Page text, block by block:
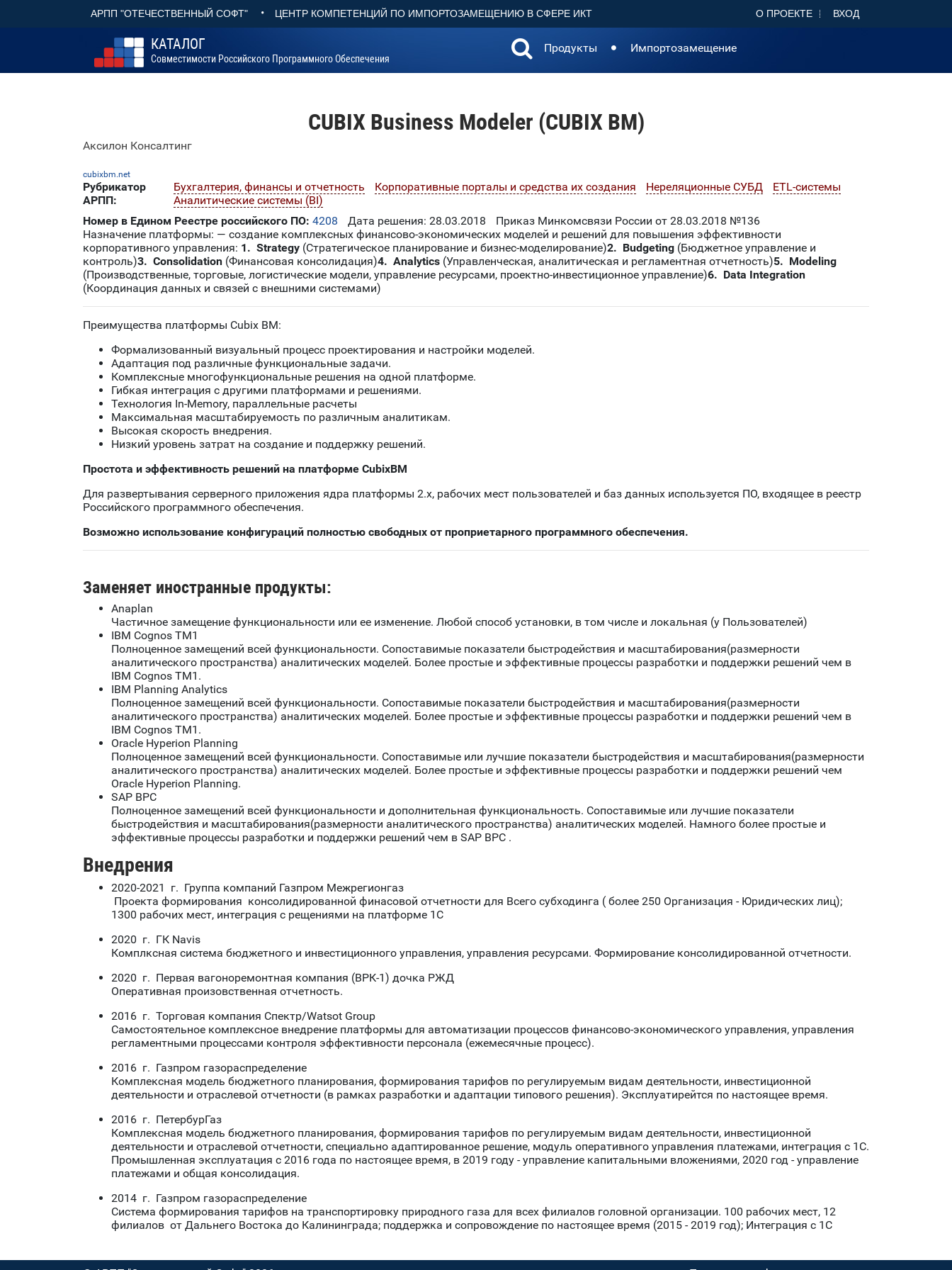
АРПП "ОТЕЧЕСТВЕННЫЙ СОФТ" • ЦЕНТР КОМПЕТЕНЦИЙ ПО ИМПОРТОЗАМЕЩЕНИЮ В СФЕРЕ ИКТ О ПРОЕКТЕ ВХОД
КАТАЛОГ
Совместимости Российского Программного Обеспечения
Продукты Импортозамещение
CUBIX Business Modeler (CUBIX BM)
Аксилон Консалтинг
cubixbm.net
Рубрикатор
АРПП:
Бухгалтерия, финансы и отчетность Корпоративные порталы и средства их создания Нереляционные СУБД
ETL-системы
Аналитические системы (BI)
Номер в Едином Реестре российского ПО: 4208 Дата решения: 28.03.2018
Приказ Минкомсвязи России от 28.03.2018 №136
Назначение платформы: — создание комплексных финансово-экономических моделей и решений для повышения эффективности
корпоративного управления: 1. Strategy (Стратегическое планирование и бизнес-моделирование)2. Budgeting (Бюджетное управление и
контроль)3. Consolidation (Финансовая консолидация)4. Analytics (Управленческая, аналитическая и регламентная отчетность)5. Modeling
(Производственные, торговые, логистические модели, управление ресурсами, проектно-инвестиционное управление)6. Data Integration
(Координация данных и связей с внешними системами)
Преимущества платформы Cubix BM:
Формализованный визуальный процесс проектирования и настройки моделей.
Адаптация под различные функциональные задачи.
Комплексные многофункциональные решения на одной платформе.
Гибкая интеграция с другими платформами и решениями.
Технология In-Memory, параллельные расчеты
Максимальная масштабируемость по различным аналитикам.
Высокая скорость внедрения.
Низкий уровень затрат на создание и поддержку решений.
Простота и эффективность решений на платформе CubixBM
Для развертывания серверного приложения ядра платформы 2.х, рабочих мест пользователей и баз данных используется ПО, входящее в реестр
Российского программного обеспечения.
Возможно использование конфигураций полностью свободных от проприетарного программного обеспечения.
Заменяет иностранные продукты:
Anaplan
Частичное замещение функциональности или ее изменение. Любой способ установки, в том числе и локальная (у Пользователей)
IBM Cognos TM1
Полноценное замещений всей функциональности. Сопоставимые показатели быстродействия и масштабирования(размерности
аналитического пространства) аналитических моделей. Более простые и эффективные процессы разработки и поддержки решений чем в
IBM Cognos TM1.
IBM Planning Analytics
Полноценное замещений всей функциональности. Сопоставимые показатели быстродействия и масштабирования(размерности
аналитического пространства) аналитических моделей. Более простые и эффективные процессы разработки и поддержки решений чем в
IBM Cognos TM1.
Oracle Hyperion Planning
Полноценное замещений всей функциональности. Сопоставимые или лучшие показатели быстродействия и масштабирования(размерности
аналитического пространства) аналитических моделей. Более простые и эффективные процессы разработки и поддержки решений чем
Oracle Hyperion Planning.
SAP BPC
Полноценное замещений всей функциональности и дополнительная функциональность. Сопоставимые или лучшие показатели
быстродействия и масштабирования(размерности аналитического пространства) аналитических моделей. Намного более простые и
эффективные процессы разработки и поддержки решений чем в SAP BPC .
Внедрения
2020-2021 г. Группа компаний Газпром Межрегионгаз
Проекта формирования консолидированной финасовой отчетности для Всего субходинга ( более 250 Организация - Юридических лиц);
1300 рабочих мест, интеграция с рещениями на платформе 1С
2020 г. ГК Navis
Комплксная система бюджетного и инвестиционного управления, управления ресурсами. Формирование консолидированной отчетности.
2020 г. Первая вагоноремонтная компания (ВРК-1) дочка РЖД
Оперативная произовственная отчетность.
2016 г. Торговая компания Спектр/Watsot Group
Самостоятельное комплексное внедрение платформы для автоматизации процессов финансово-экономического управления, управления
регламентными процессами контроля эффективности персонала (ежемесячные процесс).
2016 г. Газпром газораспределение
Комплексная модель бюджетного планирования, формирования тарифов по регулируемым видам деятельности, инвестиционной
деятельности и отраслевой отчетности (в рамках разработки и адаптации типового решения). Эксплуатирейтся по настоящее время.
2016 г. ПетербурГаз
Комплексная модель бюджетного планирования, формирования тарифов по регулируемым видам деятельности, инвестиционной
деятельности и отраслевой отчетности, специально адаптированное решение, модуль оперативного управления платежами, интеграция с 1С.
Промышленная эксплуатация с 2016 года по настоящее время, в 2019 году - управление капитальными вложениями, 2020 год - управление
платежами и общая консолидация.
2014 г. Газпром газораспределение
Система формирования тарифов на транспортировку природного газа для всех филиалов головной организации. 100 рабочих мест, 12
филиалов от Дальнего Востока до Калининграда; поддержка и сопровождение по настоящее время (2015 - 2019 год); Интеграция с 1С